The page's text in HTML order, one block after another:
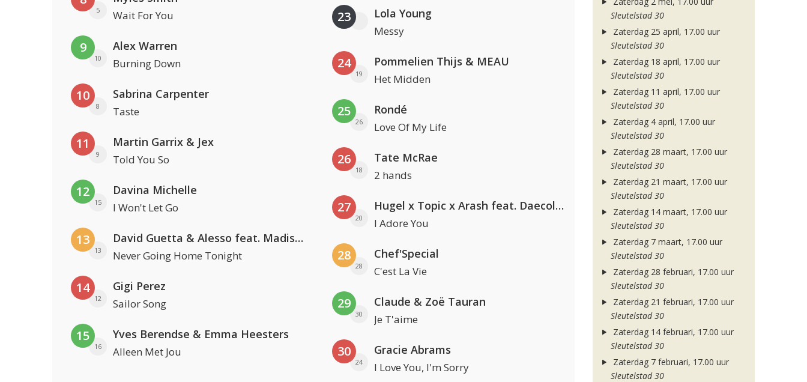
5 Wait For You
9
10
Alex Warren
Burning Down
10
8
Sabrina Carpenter
Taste
11
9
Martin Garrix & Jex
Told You So
12
15
Davina Michelle
I Won't Let Go
13
13
David Guetta & Alesso feat. Madison Love
Never Going Home Tonight
14
12
Gigi Perez
Sailor Song
15
16
Yves Berendse & Emma Heesters
Alleen Met Jou
23 Lola Young
Messy
24
19
Pommelien Thijs & MEAU
Het Midden
25
26
Rondé
Love Of My Life
26
18
Tate McRae
2 hands
27
20
Hugel x Topic x Arash feat. Daecolm
I Adore You
28
28
Chef'Special
C'est La Vie
29
30
Claude & Zoë Tauran
Je T'aime
30
24
Gracie Abrams
I Love You, I'm Sorry
Sleutelstad 30
Zaterdag 25 april, 17.00 uur
Sleutelstad 30
Zaterdag 18 april, 17.00 uur
Sleutelstad 30
Zaterdag 11 april, 17.00 uur
Sleutelstad 30
Zaterdag 4 april, 17.00 uur
Sleutelstad 30
Zaterdag 28 maart, 17.00 uur
Sleutelstad 30
Zaterdag 21 maart, 17.00 uur
Sleutelstad 30
Zaterdag 14 maart, 17.00 uur
Sleutelstad 30
Zaterdag 7 maart, 17.00 uur
Sleutelstad 30
Zaterdag 28 februari, 17.00 uur
Sleutelstad 30
Zaterdag 21 februari, 17.00 uur
Sleutelstad 30
Zaterdag 14 februari, 17.00 uur
Sleutelstad 30
Zaterdag 7 februari, 17.00 uur
Sleutelstad 30